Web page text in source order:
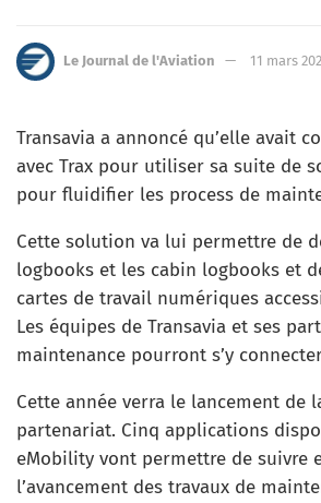
Le Journal de l'Aviation 11 mars
Transavia a annoncé qu’elle avait
avec Trax pour utiliser sa suite de
pour fluidifier les process de
Cette solution va lui permettre de
logbooks et les cabin logbooks et
cartes de travail numériques
Les équipes de Transavia et ses
maintenance pourront s’y
Cette année verra le lancement de
partenariat. Cinq applications
eMobility vont permettre de suivre
l’avancement des travaux de